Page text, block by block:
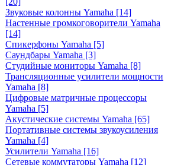
Звуковые колонны Yamaha [14]
Настенные громкоговорители Yamaha
[14]
Спикерфоны Yamaha [5]
Саундбары Yamaha [3]
Студийные мониторы Yamaha [8]
Трансляционные усилители мощности
Yamaha [8]
Цифровые матричные процессоры
Yamaha [5]
Акустические системы Yamaha [65]
Портативные системы звукоусиления
Yamaha [4]
Усилители Yamaha [16]
Сетевые коммутаторы Yamaha [12]